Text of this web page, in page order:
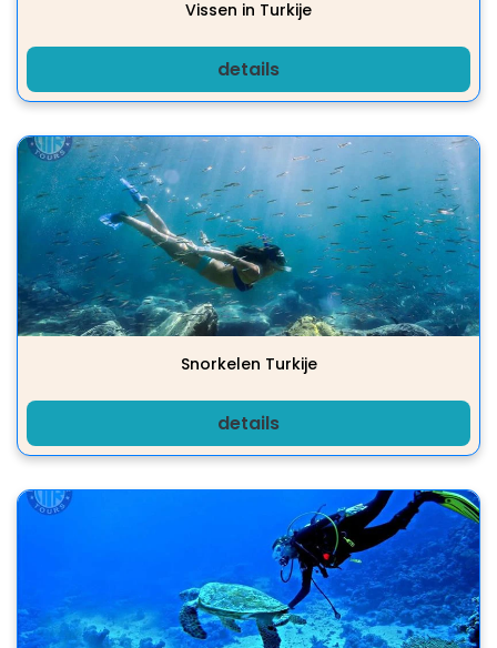
Vissen in Turkije
details
Snorkelen Turkije
details